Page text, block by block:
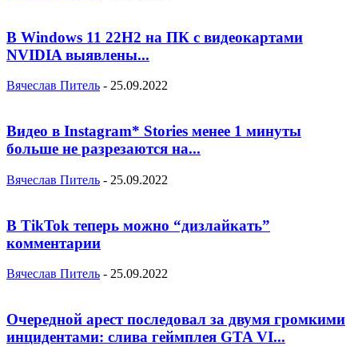
В Windows 11 22H2 на ПК с видеокартами
NVIDIA выявлены...
Вячеслав Питель - 25.09.2022
Видео в Instagram* Stories менее 1 минуты
больше не разрезаются на...
Вячеслав Питель - 25.09.2022
В TikTok теперь можно “дизлайкать”
комментарии
Вячеслав Питель - 25.09.2022
Очередной арест последовал за двумя громкими
инцидентами: слива геймплея GTA VI...